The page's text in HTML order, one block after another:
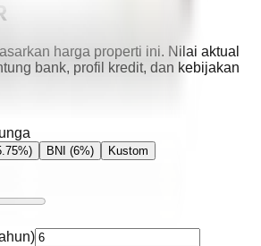
harga properti ini. Nilai aktual
bank, profil kredit, dan kebijakan
BNI (6%) Kustom